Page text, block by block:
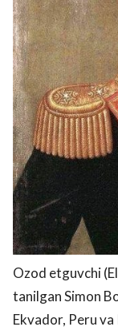
Ozod etguvchi
tanilgan Simon
Ekvador, Peru